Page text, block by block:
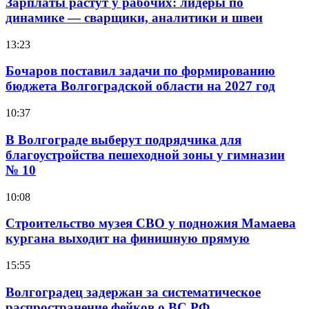
динамике — сварщики, аналитики и швеи
13:23
Бочаров поставил задачи по формированию
бюджета Волгоградской области на 2027 год
10:37
В Волгограде выберут подрядчика для
благоустройства пешеходной зоны у гимназии
№ 10
10:08
Строительство музея СВО у подножия Мамаева
кургана выходит на финишную прямую
15:55
Волгоградец задержан за систематическое